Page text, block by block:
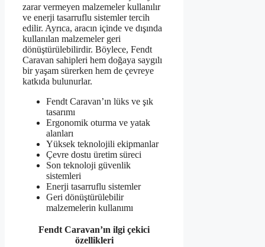
zarar vermeyen malzemeler kullanılır
ve enerji tasarruflu sistemler tercih
edilir. Ayrıca, aracın içinde ve dışında
kullanılan malzemeler geri
dönüştürülebilirdir. Böylece, Fendt
Caravan sahipleri hem doğaya saygılı
bir yaşam sürerken hem de çevreye
katkıda bulunurlar.
Fendt Caravan’ın lüks ve şık
tasarımı
Ergonomik oturma ve yatak
alanları
Yüksek teknolojili ekipmanlar
Çevre dostu üretim süreci
Son teknoloji güvenlik
sistemleri
Enerji tasarruflu sistemler
Geri dönüştürülebilir
malzemelerin kullanımı
Fendt Caravan’ın ilgi çekici
özellikleri